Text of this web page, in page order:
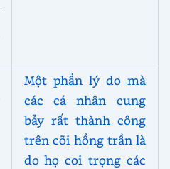
Một phần lý do mà
các cá nhân cung
bảy rất thành công
trên cõi hồng trần là
do họ coi trọng các